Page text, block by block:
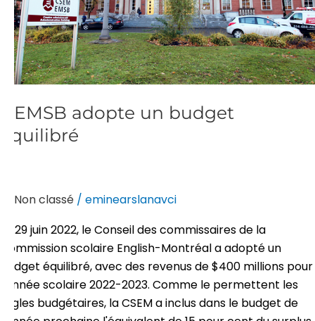
L'EMSB adopte un budget
équilibré
Non classé / eminearslanavci
Le 29 juin 2022, le Conseil des commissaires de la
Commission scolaire English-Montréal a adopté un
budget équilibré, avec des revenus de $400 millions pour
l'année scolaire 2022-2023. Comme le permettent les
règles budgétaires, la CSEM a inclus dans le budget de